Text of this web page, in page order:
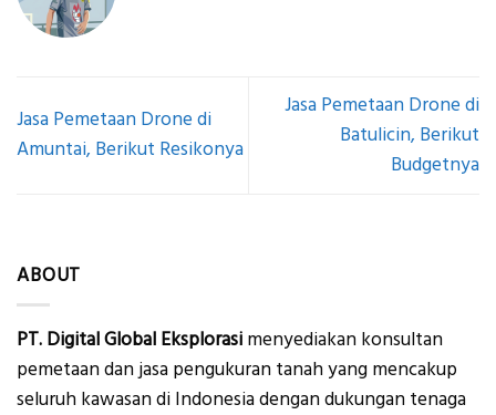
Jasa Pemetaan Drone di
Amuntai, Berikut Resikonya
Jasa Pemetaan Drone di
Batulicin, Berikut
Budgetnya
ABOUT
PT. Digital Global Eksplorasi menyediakan konsultan
pemetaan dan jasa pengukuran tanah yang mencakup
seluruh kawasan di Indonesia dengan dukungan tenaga